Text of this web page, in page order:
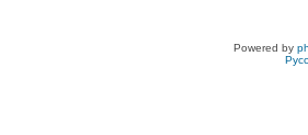
Powered by